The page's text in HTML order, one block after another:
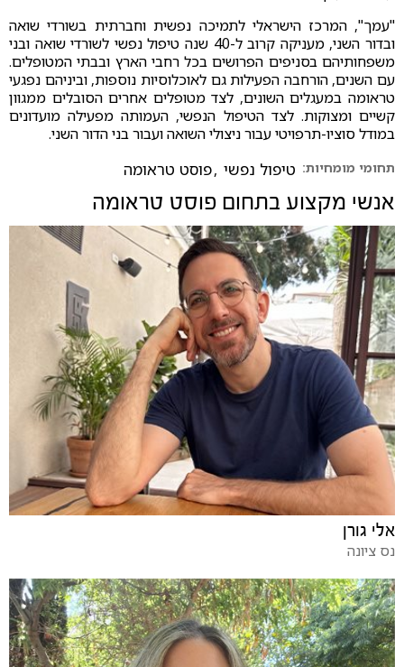
"עמך", המרכז הישראלי לתמיכה נפשית וחברתית בשורדי שואה
ובדור השני, מעניקה קרוב ל-40 שנה טיפול נפשי לשורדי שואה ובני
משפחותיהם בסניפים הפרושים בכל רחבי הארץ ובבתי המטופלים.
עם השנים, הורחבה הפעילות גם לאוכלוסיות נוספות, וביניהם נפגעי
טראומה במעגלים השונים, לצד מטופלים אחרים הסובלים ממגוון
קשיים ומצוקות. לצד הטיפול הנפשי, העמותה מפעילה מועדונים
במודל סוציו-תרפויטי עבור ניצולי השואה ועבור בני הדור השני.
תחומי מומחיות: טיפול נפשי ,פוסט טראומה
אנשי מקצוע בתחום פוסט טראומה
אלי גורן
נס ציונה